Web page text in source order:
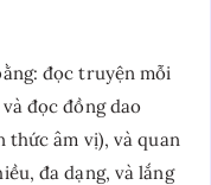
đọc truyện mỗi
đọc đồng dao
thức âm vị), và quan
đa dạng, và lắng